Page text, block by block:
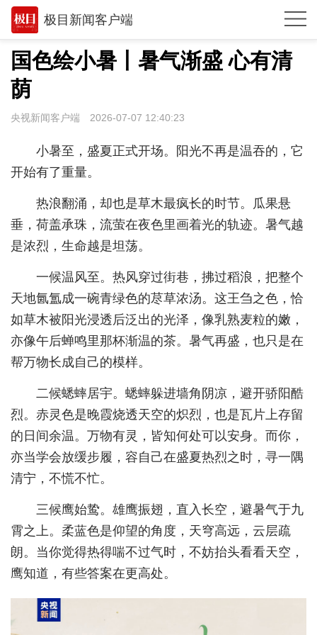
极目新闻客户端
推荐
体育
观点
湖北
武汉
世相
环球
极客圈
经济
城建
科教
健康
悠游
相亲
汽车
房产
消费
创意
国色绘小暑丨暑气渐盛 心有清
荫
央视新闻客户端 2026-07-07 12:40:23
小暑至，盛夏正式开场。阳光不再是温吞的，它
开始有了重量。
热浪翻涌，却也是草木最疯长的时节。瓜果悬
垂，荷盖承珠，流萤在夜色里画着光的轨迹。暑气越
是浓烈，生命越是坦荡。
一候温风至。热风穿过街巷，拂过稻浪，把整个
天地氤氲成一碗青绿色的荩草浓汤。这王刍之色，恰
如草木被阳光浸透后泛出的光泽，像乳熟麦粒的嫩，
亦像午后蝉鸣里那杯渐温的茶。暑气再盛，也只是在
帮万物长成自己的模样。
二候蟋蟀居宇。蟋蟀躲进墙角阴凉，避开骄阳酷
烈。赤灵色是晚霞烧透天空的炽烈，也是瓦片上存留
的日间余温。万物有灵，皆知何处可以安身。而你，
亦当学会放缓步履，容自己在盛夏热烈之时，寻一隅
清宁，不慌不忙。
三候鹰始鸷。雄鹰振翅，直入长空，避暑气于九
霄之上。柔蓝色是仰望的角度，天穹高远，云层疏
朗。当你觉得热得喘不过气时，不妨抬头看看天空，
鹰知道，有些答案在更高处。